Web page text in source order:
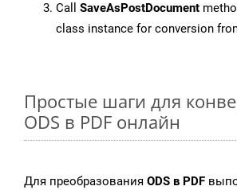
Call SaveAsPostDocument
class instance for conversion
Простые шаги для
ODS в PDF онлайн
Для преобразования ODS в PDF